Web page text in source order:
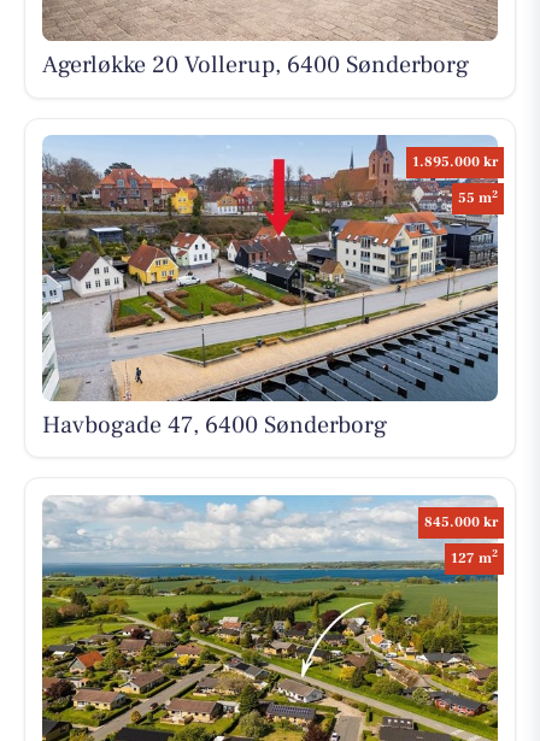
Agerløkke 20 Vollerup, 6400 Sønderborg
1.895.000 kr
55 m2
Havbogade 47, 6400 Sønderborg
845.000 kr
127 m2